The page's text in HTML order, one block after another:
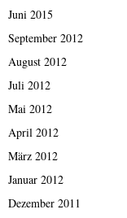
Juni 2015
September 2012
August 2012
Juli 2012
Mai 2012
April 2012
März 2012
Januar 2012
Dezember 2011